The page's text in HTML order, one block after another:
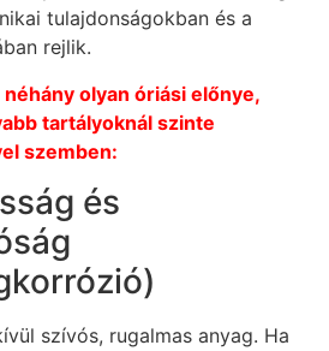
tulajdonságokban és a
rejlik.
olyan óriási előnye,
tartályoknál szinte
szemben:
és
szívós, rugalmas anyag. Ha